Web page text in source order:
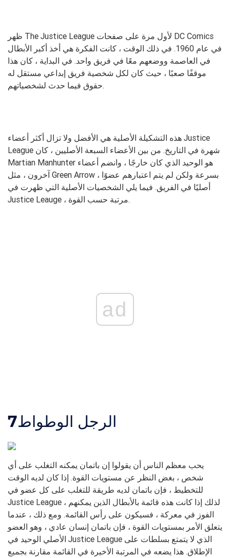
ظهر The Justice League لأول مرة على صفحات DC Comics
في عام 1960. في ذلك الوقت ، كانت الفكرة هي أخذ أكبر الأبطال
في العاصمة ووضعهم معًا في فريق واحد. في البداية ، كان هذا
موقفًا صعبًا ، حيث كان لكل شخصية فريق إبداعي مستقل له
حقوق فيما حدث لشخصياتهم.
هذه التشكيلة الأصلية هي الأفضل ولا تزال أكثر أعضاء Justice
League شهرة في التاريخ. من بين الأعضاء السبعة الأصليين ، كان
Martian Manhunter هو الوحيد الذي كان خارجًا ، وانضم أعضاء
آخرون ، مثل Green Arrow ، بسرعة ولكن لم يتم اعتبارهم عضوًا
أصليًا في الفريق. فيما يلي الشخصيات الأصلية التي ظهرت في
Justice Leauge ، مرتبة حسب القوة.
ad
7الرجل الوطواط
يحب معظم الناس أن يقولوا إن باتمان يمكنه التغلب على أي
شخص ، بغض النظر عن مستويات القوة. إذا كان لديه الوقت
للتخطيط ، فإن باتمان لديه طريقة للتغلب على كل عضو في
Justice League ، لذلك إذا كانت هذه قائمة بالأبطال الذين يمكنهم
الفوز في معركة ، فسيكون على رأس القائمة. ومع ذلك ، عندما
يتعلق الأمر بمستويات القوة ، فإن باتمان إنسان عادي ، وهو العضو
الأصلي الوحيد في Justice League الذي لا يتمتع بسلطات على
الإطلاق. هذا يضعه في المرتبة الأخيرة في القائمة مقارنة بجميع